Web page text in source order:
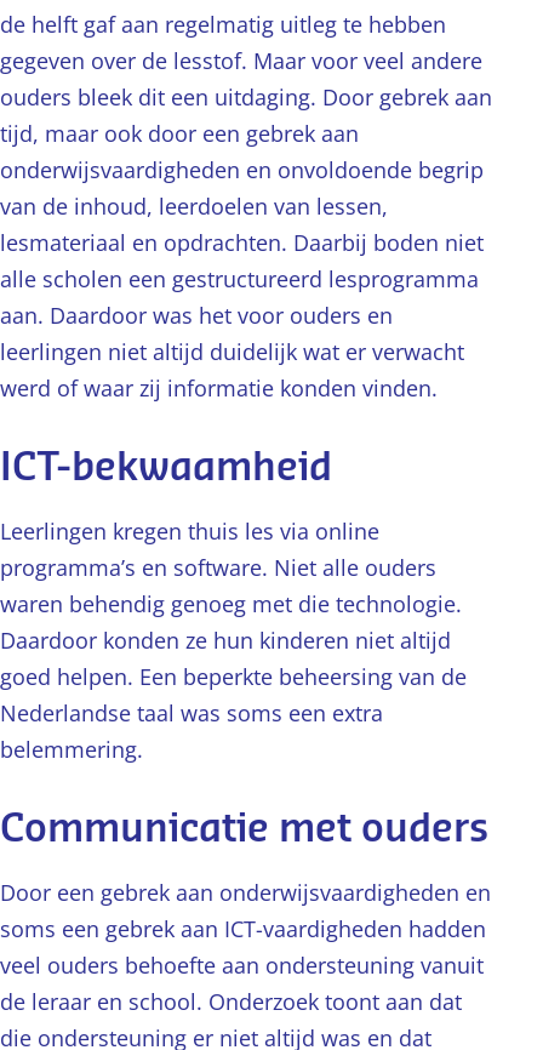
de helft gaf aan regelmatig uitleg te hebben
gegeven over de lesstof. Maar voor veel andere
ouders bleek dit een uitdaging. Door gebrek aan
tijd, maar ook door een gebrek aan
onderwijsvaardigheden en onvoldoende begrip
van de inhoud, leerdoelen van lessen,
lesmateriaal en opdrachten. Daarbij boden niet
alle scholen een gestructureerd lesprogramma
aan. Daardoor was het voor ouders en
leerlingen niet altijd duidelijk wat er verwacht
werd of waar zij informatie konden vinden.
ICT-bekwaamheid
Leerlingen kregen thuis les via online
programma’s en software. Niet alle ouders
waren behendig genoeg met die technologie.
Daardoor konden ze hun kinderen niet altijd
goed helpen. Een beperkte beheersing van de
Nederlandse taal was soms een extra
belemmering.
Communicatie met ouders
Door een gebrek aan onderwijsvaardigheden en
soms een gebrek aan ICT-vaardigheden hadden
veel ouders behoefte aan ondersteuning vanuit
de leraar en school. Onderzoek toont aan dat
die ondersteuning er niet altijd was en dat